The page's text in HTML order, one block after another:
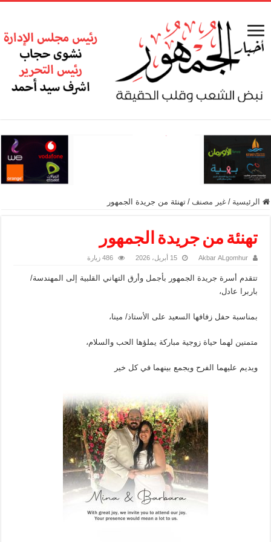
الرئيسية / غير مصنف / تهنئة من جريدة الجمهور
تهنئة من جريدة الجمهور
Akbar ALgomhur 15 أبريل، 2026 486 زيارة
تتقدم أسرة جريدة الجمهور بأجمل وأرق التهاني القلبية إلى المهندسة/
باربرا عادل،
بمناسبة حفل زفافها السعيد على الأستاذ/ مينا،
متمنين لهما حياة زوجية مباركة يملؤها الحب والسلام،
ويديم عليهما الفرح ويجمع بينهما في كل خير